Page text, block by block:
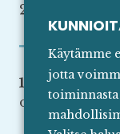
2019-2023
16.30Kolme
olemme
Käytämme
jotta